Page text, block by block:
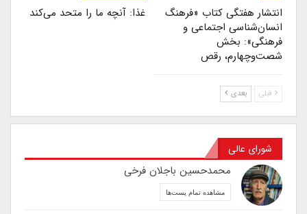
انتشار هفتگی کتاب «فرهنگ
انسان‌شناسی اجتماعی و
فرهنگی»: بخش
شصت‌وچهارم، رقص
غذا: آنچه ما را متحد می‌کند
قبلی بعدی
شورای عالی
محمدحسین باجلان فرخی
مشاهده تمام پست‌ها